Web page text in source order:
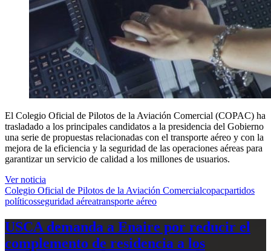
El Colegio Oficial de Pilotos de la Aviación Comercial (COPAC) ha
trasladado a los principales candidatos a la presidencia del Gobierno
una serie de propuestas relacionadas con el transporte aéreo y con la
mejora de la eficiencia y la seguridad de las operaciones aéreas para
garantizar un servicio de calidad a los millones de usuarios.
Ver noticia
Colegio Oficial de Pilotos de la Aviación Comercialcopacpartidos
políticosseguridad aéreatransporte aéreo
USCA demanda a Enaire por reducir el
complemento de residencia a los